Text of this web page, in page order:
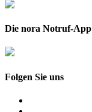
Die nora Notruf-App
Folgen Sie uns